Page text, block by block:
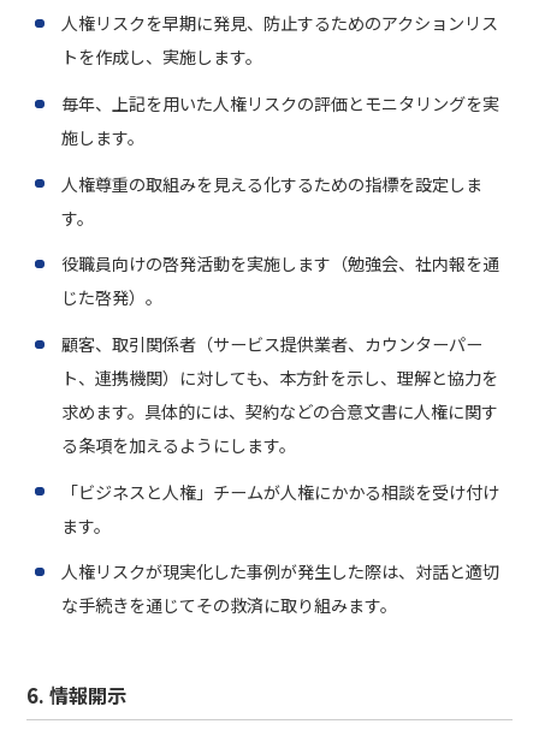
人権リスクを早期に発見、防止するためのアクションリス
トを作成し、実施します。
毎年、上記を用いた人権リスクの評価とモニタリングを実
施します。
人権尊重の取組みを見える化するための指標を設定しま
す。
役職員向けの啓発活動を実施します（勉強会、社内報を通
じた啓発）。
顧客、取引関係者（サービス提供業者、カウンターパー
ト、連携機関）に対しても、本方針を示し、理解と協力を
求めます。具体的には、契約などの合意文書に人権に関す
る条項を加えるようにします。
「ビジネスと人権」チームが人権にかかる相談を受け付け
ます。
人権リスクが現実化した事例が発生した際は、対話と適切
な手続きを通じてその救済に取り組みます。
6. 情報開示